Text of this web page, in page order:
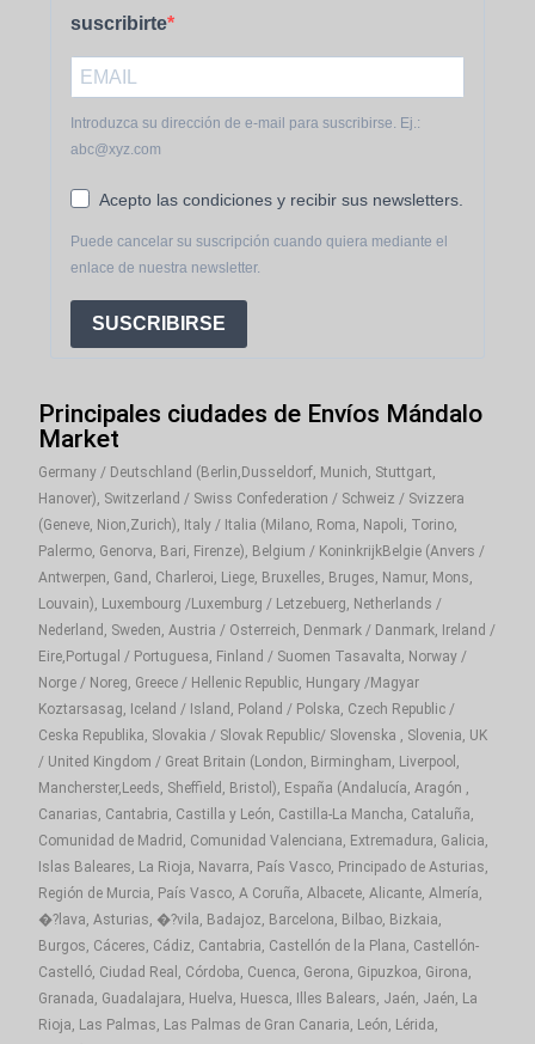
suscribirte
Introduzca su dirección de e-mail para suscribirse. Ej.:
abc@xyz.com
Acepto las condiciones y recibir sus newsletters.
Puede cancelar su suscripción cuando quiera mediante el
enlace de nuestra newsletter.
SUSCRIBIRSE
Principales ciudades de Envíos Mándalo
Market
Germany / Deutschland (Berlin,Dusseldorf, Munich, Stuttgart,
Hanover), Switzerland / Swiss Confederation / Schweiz / Svizzera
(Geneve, Nion,Zurich), Italy / Italia (Milano, Roma, Napoli, Torino,
Palermo, Genorva, Bari, Firenze), Belgium / KoninkrijkBelgie (Anvers /
Antwerpen, Gand, Charleroi, Liege, Bruxelles, Bruges, Namur, Mons,
Louvain), Luxembourg /Luxemburg / Letzebuerg, Netherlands /
Nederland, Sweden, Austria / Osterreich, Denmark / Danmark, Ireland /
Eire,Portugal / Portuguesa, Finland / Suomen Tasavalta, Norway /
Norge / Noreg, Greece / Hellenic Republic, Hungary /Magyar
Koztarsasag, Iceland / Island, Poland / Polska, Czech Republic /
Ceska Republika, Slovakia / Slovak Republic/ Slovenska , Slovenia, UK
/ United Kingdom / Great Britain (London, Birmingham, Liverpool,
Mancherster,Leeds, Sheffield, Bristol), España (Andalucía, Aragón ,
Canarias, Cantabria, Castilla y León, Castilla-La Mancha, Cataluña,
Comunidad de Madrid, Comunidad Valenciana, Extremadura, Galicia,
Islas Baleares, La Rioja, Navarra, País Vasco, Principado de Asturias,
Región de Murcia, País Vasco, A Coruña, Albacete, Alicante, Almería,
�?lava, Asturias, �?vila, Badajoz, Barcelona, Bilbao, Bizkaia,
Burgos, Cáceres, Cádiz, Cantabria, Castellón de la Plana, Castellón-
Castelló, Ciudad Real, Córdoba, Cuenca, Gerona, Gipuzkoa, Girona,
Granada, Guadalajara, Huelva, Huesca, Illes Balears, Jaén, Jaén, La
Rioja, Las Palmas, Las Palmas de Gran Canaria, León, Lérida,